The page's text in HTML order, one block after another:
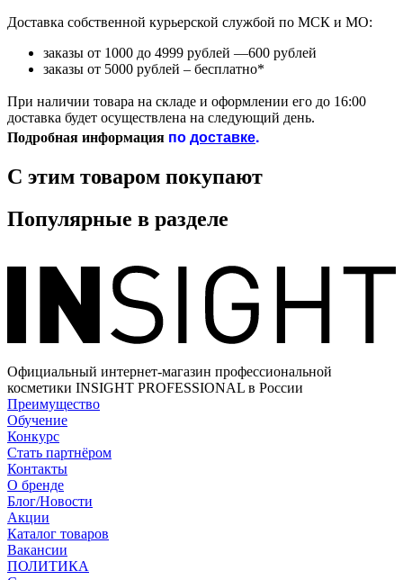
Доставка собственной курьерской службой по МСК и МО:
заказы от 1000 до 4999 рублей —600 рублей
заказы от 5000 рублей – бесплатно*
При наличии товара на складе и оформлении его до 16:00
доставка будет осуществлена на следующий день.
Подробная информация подоставке.
С этим товаром покупают
Популярные в разделе
Официальный интернет-магазин профессиональной
косметики INSIGHT PROFESSIONAL в России
Преимущество
Обучение
Конкурс
Стать партнёром
Контакты
О бренде
Блог/Новости
Акции
Каталог товаров
Вакансии
ПОЛИТИКА